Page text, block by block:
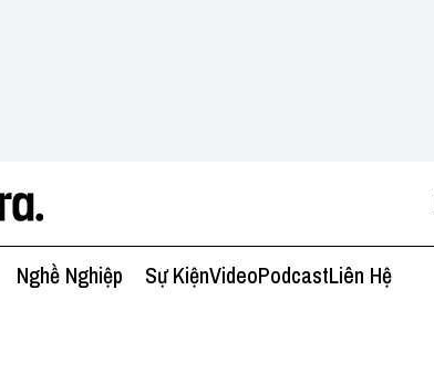
Nghề Nghiệp Sự KiệnVideoPodcastLiên Hệ